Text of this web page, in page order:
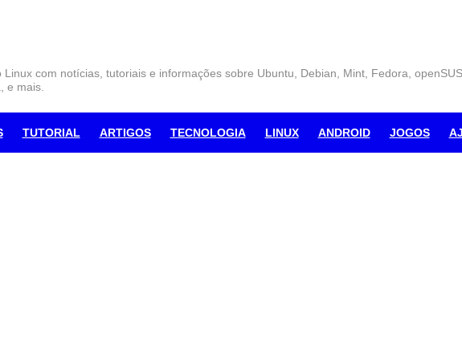
com notícias, tutoriais e informações sobre Ubuntu, Debian, Mint, Fedora,
e mais.
TUTORIAL ARTIGOS TECNOLOGIA LINUX ANDROID JOGOS